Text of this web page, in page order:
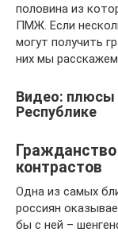
половина из
ПМЖ. Если
могут получить
них мы
Видео: плюсы
Республике
контрастов
Одна из самых
россиян
бы с ней –